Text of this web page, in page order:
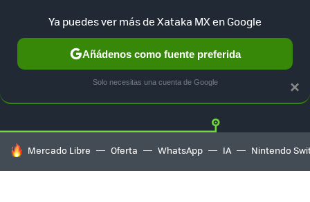
TESLA UBER AUTO ELECTRICO Twitter
HOY SE HABLA DE
Mercado Libre Oferta WhatsApp IA Nintendo
×
Ya puedes ver más de Xataka MX en Google
Añádenos como fuente preferida
Solo necesitas una cuenta de Google